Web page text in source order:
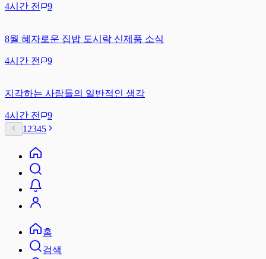
4시간 전 9
8월 혜자로운 집밥 도시락 신제품 소식
4시간 전 9
지각하는 사람들의 일반적인 생각
4시간 전
9
1 2345
홈
검색